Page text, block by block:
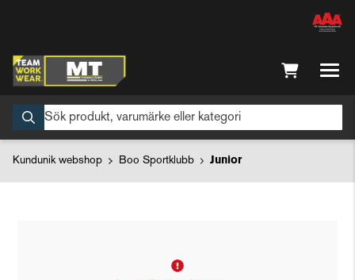
Kundunik webshop Boo Sportklubb Junior